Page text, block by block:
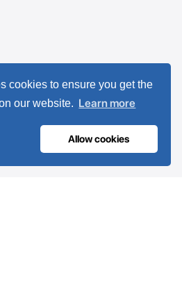
cookies to ensure you get the
our website. Learn more
Allow cookies